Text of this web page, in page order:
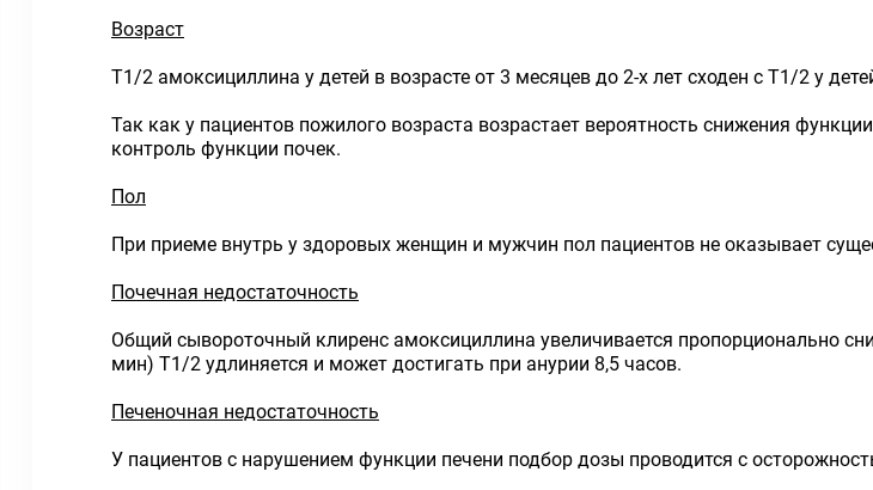
Возраст
Т1/2 амоксициллина у детей в возрасте от 3 месяцев до 2-х лет сходен с Т1/2 у
Так как у пациентов пожилого возраста возрастает вероятность снижения
контроль функции почек.
Пол
При приеме внутрь у здоровых женщин и мужчин пол пациентов не оказывает
Почечная недостаточность
Общий сывороточный клиренс амоксициллина увеличивается пропорционально
мин) Т1/2 удлиняется и может достигать при анурии 8,5 часов.
Печеночная недостаточность
У пациентов с нарушением функции печени подбор дозы проводится с